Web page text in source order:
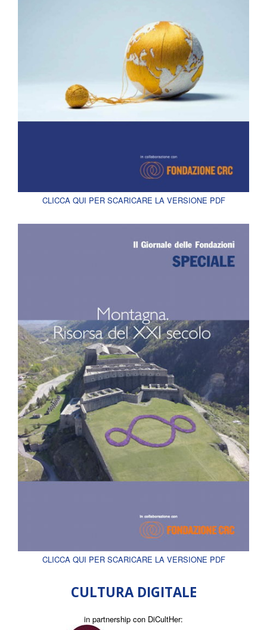
CLICCA QUI PER SCARICARE LA VERSIONE PDF
CLICCA QUI PER SCARICARE LA VERSIONE PDF
CULTURA DIGITALE
in partnership con DiCultHer: